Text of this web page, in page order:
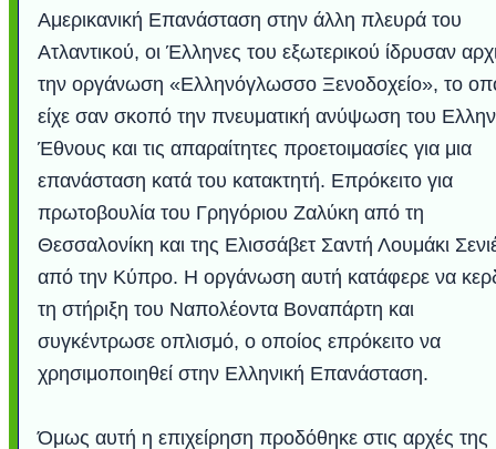
Αμερικανική Επανάσταση στην άλλη πλευρά του
Ατλαντικού, οι Έλληνες του εξωτερικού ίδρυσαν
την οργάνωση «Ελληνόγλωσσο Ξενοδοχείο», το
είχε σαν σκοπό την πνευματική ανύψωση του
Έθνους και τις απαραίτητες προετοιμασίες για μια
επανάσταση κατά του κατακτητή. Επρόκειτο για
πρωτοβουλία του Γρηγόριου Ζαλύκη από τη
Θεσσαλονίκη και της Ελισσάβετ Σαντή Λουμάκι
από την Κύπρο. Η οργάνωση αυτή κατάφερε να
τη στήριξη του Ναπολέοντα Βοναπάρτη και
συγκέντρωσε οπλισμό, ο οποίος επρόκειτο να
χρησιμοποιηθεί στην Ελληνική Επανάσταση.
Όμως αυτή η επιχείρηση προδόθηκε στις αρχές της